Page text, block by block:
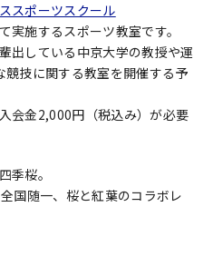
スポーツスクール
実施するスポーツ教室です。
出している中京大学の教授や運
技に関する教室を開催する予
会金2,000円（税込み）が必要
季桜。
国随一、桜と紅葉のコラボレ